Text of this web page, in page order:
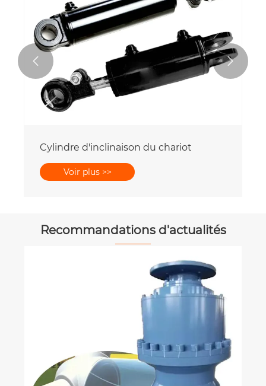
Cylindre d'inclinaison du chariot
Voir plus >>
 
Recommandations d'actualités